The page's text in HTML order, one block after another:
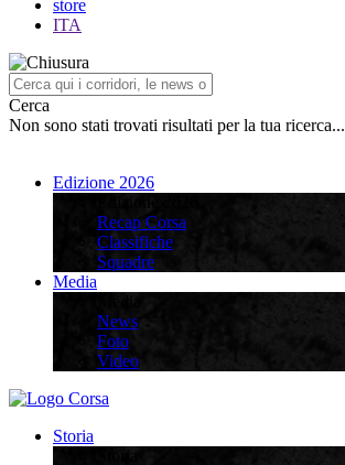
store
ITA
Cerca
Non sono stati trovati risultati per la tua ricerca...
Edizione 2026
Recap Corsa
Classifiche
Squadre
Media
News
Foto
Video
Storia